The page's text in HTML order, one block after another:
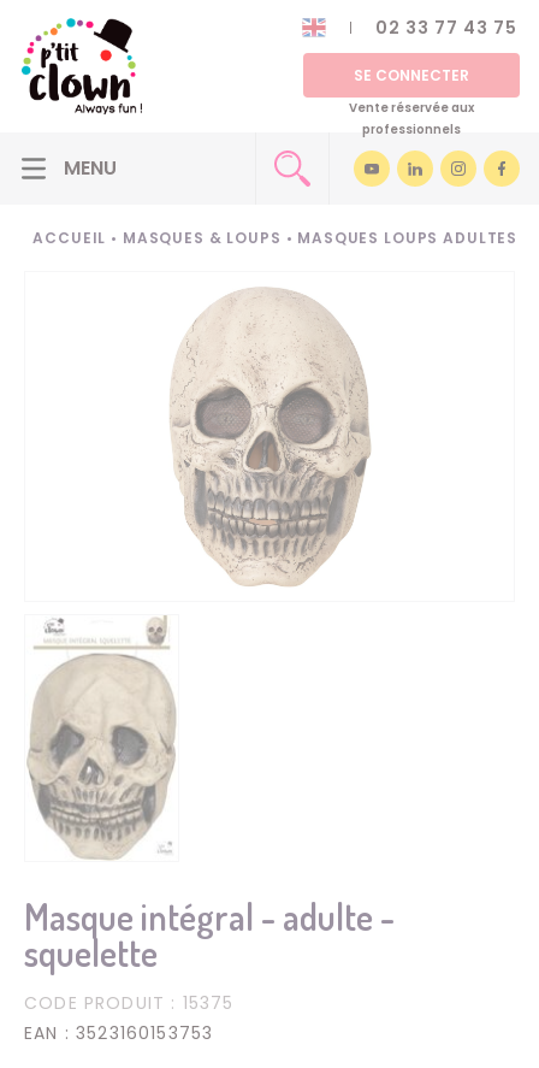
02 33 77 43 75
SE CONNECTER
Vente réservée aux
professionnels
ACCUEIL • MASQUES & LOUPS • MASQUES LOUPS ADULTES
Masque intégral - adulte -
squelette
CODE PRODUIT : 15375
EAN : 3523160153753